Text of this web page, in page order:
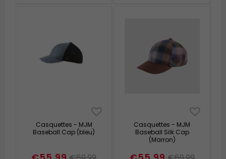
Casquettes - MJM
Baseball Cap (bleu)
Casquettes - MJM
Baseball Silk Cap
(Marron)